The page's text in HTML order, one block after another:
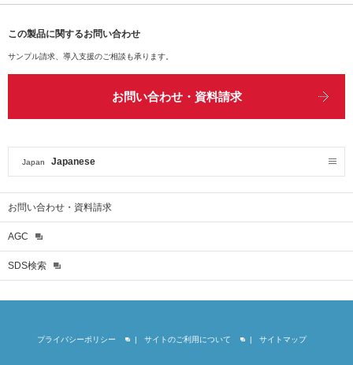
この製品に関するお問い合わせ
サンプル請求、導入支援のご相談も承ります。
お問い合わせ・資料請求
Japan Japanese
お問い合わせ・資料請求
AGC
SDS検索
プライバシーポリシー サイトのご利用について サイトマップ